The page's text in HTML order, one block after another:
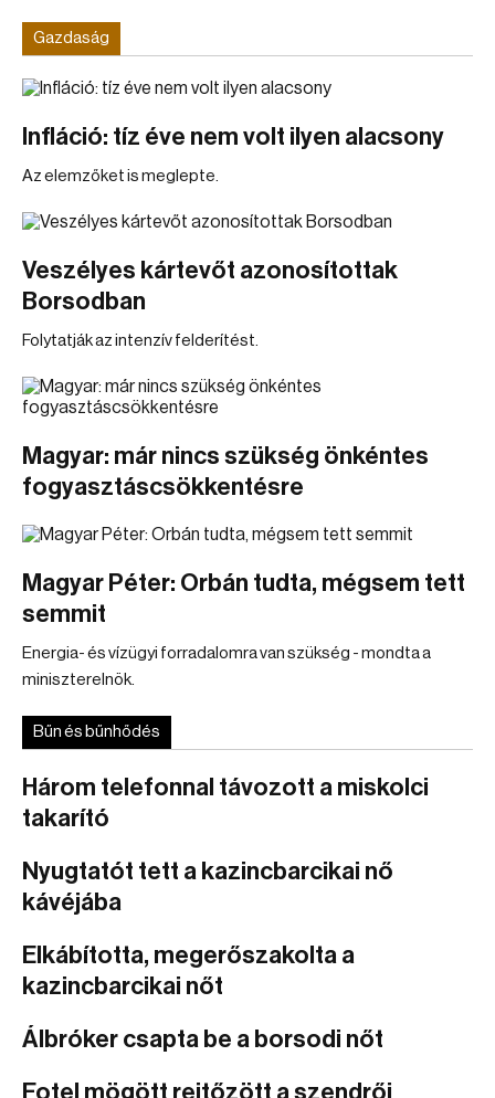
Gazdaság
Infláció: tíz éve nem volt ilyen alacsony
Az elemzőket is meglepte.
Veszélyes kártevőt azonosítottak
Borsodban
Folytatják az intenzív felderítést.
Magyar: már nincs szükség önkéntes
fogyasztáscsökkentésre
Magyar Péter: Orbán tudta, mégsem tett
semmit
Energia- és vízügyi forradalomra van szükség - mondta a
miniszterelnök.
Bűn és bűnhődés
Három telefonnal távozott a miskolci
takarító
Nyugtatót tett a kazincbarcikai nő
kávéjába
Elkábította, megerőszakolta a
kazincbarcikai nőt
Álbróker csapta be a borsodi nőt
Fotel mögött rejtőzött a szendrői